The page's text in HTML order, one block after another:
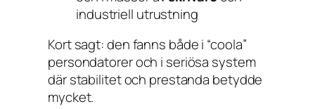
industriell utrustning
Kort sagt: den fanns både i “coola”
persondatorer och i seriösa system
där stabilitet och prestanda betydde
mycket.